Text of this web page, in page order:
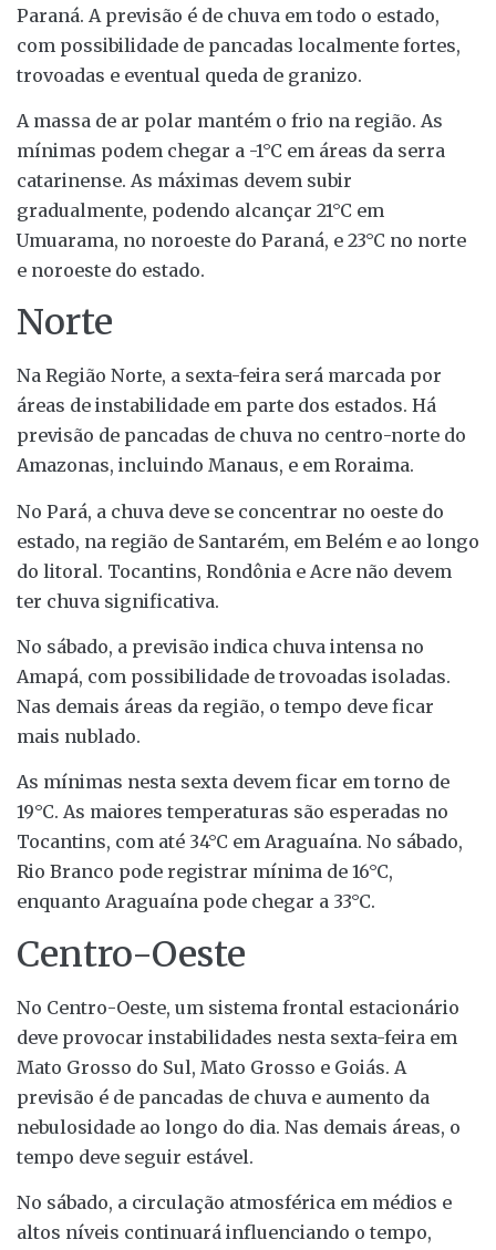
Paraná. A previsão é de chuva em todo o estado,
com possibilidade de pancadas localmente fortes,
trovoadas e eventual queda de granizo.
A massa de ar polar mantém o frio na região. As
mínimas podem chegar a -1°C em áreas da serra
catarinense. As máximas devem subir
gradualmente, podendo alcançar 21°C em
Umuarama, no noroeste do Paraná, e 23°C no norte
e noroeste do estado.
Norte
Na Região Norte, a sexta-feira será marcada por
áreas de instabilidade em parte dos estados. Há
previsão de pancadas de chuva no centro-norte do
Amazonas, incluindo Manaus, e em Roraima.
No Pará, a chuva deve se concentrar no oeste do
estado, na região de Santarém, em Belém e ao longo
do litoral. Tocantins, Rondônia e Acre não devem
ter chuva significativa.
No sábado, a previsão indica chuva intensa no
Amapá, com possibilidade de trovoadas isoladas.
Nas demais áreas da região, o tempo deve ficar
mais nublado.
As mínimas nesta sexta devem ficar em torno de
19°C. As maiores temperaturas são esperadas no
Tocantins, com até 34°C em Araguaína. No sábado,
Rio Branco pode registrar mínima de 16°C,
enquanto Araguaína pode chegar a 33°C.
Centro-Oeste
No Centro-Oeste, um sistema frontal estacionário
deve provocar instabilidades nesta sexta-feira em
Mato Grosso do Sul, Mato Grosso e Goiás. A
previsão é de pancadas de chuva e aumento da
nebulosidade ao longo do dia. Nas demais áreas, o
tempo deve seguir estável.
No sábado, a circulação atmosférica em médios e
altos níveis continuará influenciando o tempo,